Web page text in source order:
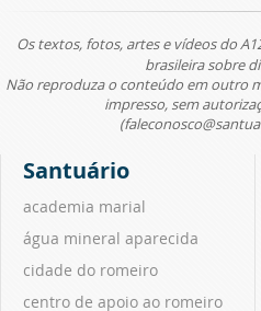
Os textos, fotos, artes e vídeos do
brasileira sobre
Não reproduza o conteúdo em outro
impresso, sem
Santuário
academia marial
água mineral aparecida
cidade do romeiro
centro de apoio ao romeiro